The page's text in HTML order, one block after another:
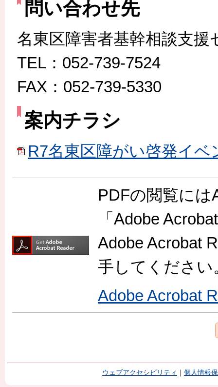
問い合わせ先
名東区障害者基幹相談支援
TEL：052-739-7524
FAX：052-739-5330
案内チラシ
R7名東区障がい啓発イ
PDFの閲覧に
「Adobe
Adobe Acrobat
手してください
Adobe Acrobat
ウェブアクセシビリティ 個人情報